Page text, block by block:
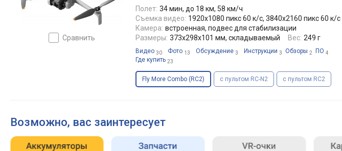
сравнить
Полет: 34 мин, до 18 км, 58 км/ч
Съемка видео: 1920x1080 пикс 60 к/с, 3840x2160 пикс 60 к/с
Камера: встроенная, подвес для стабилизации
Размеры: 373x298x101 мм, складываемый Вес: 249 г
Видео 30 Фото 13 Обсуждение 3 Инструкции 3 Обзоры 2 ПО 4
Где купить 23
Fly More Combo (RC2) с пультом RC-N2 с пультом RC2
Возможно, вас заинтересует